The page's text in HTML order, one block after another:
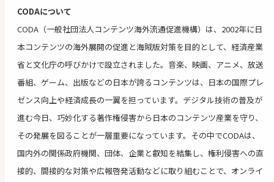
CODAについて
CODA（一般社団法人コンテンツ海外流通促進機構）は、2002年に日
本コンテンツの海外展開の促進と海賊版対策を目的として、経済産業
省と文化庁の呼びかけで設立されました。音楽、映画、アニメ、放送
番組、ゲーム、出版などの日本が誇るコンテンツは、日本の国際プレ
ゼンス向上や経済成長の一翼を担っています。デジタル技術の普及が
進む今日、巧妙化する著作権侵害から日本のコンテンツ産業を守り、
その発展を図ることが一層重要になっています。その中でCODAは、
国内外の関係政府機関、団体、企業と叡知を結集し、権利侵害への直
接的、間接的な対策や広報啓発活動などに取り組むことで、オンライ